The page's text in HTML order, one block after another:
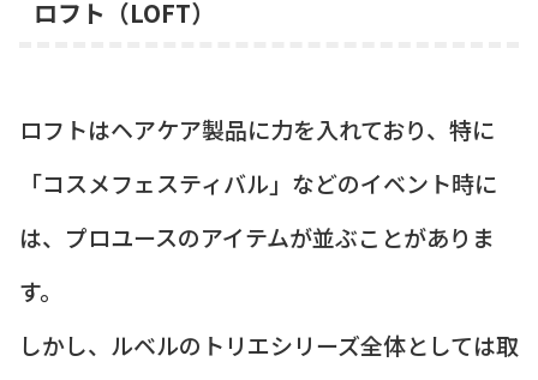
ロフト（LOFT）
ロフトはヘアケア製品に力を入れており、特に
「コスメフェスティバル」などのイベント時に
は、プロユースのアイテムが並ぶことがありま
す。
しかし、ルベルのトリエシリーズ全体としては取